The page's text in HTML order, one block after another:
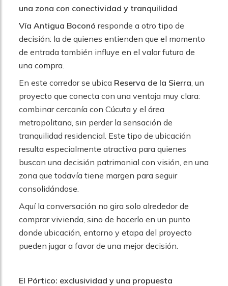
una zona con conectividad y tranquilidad
Vía Antigua Boconó responde a otro tipo de
decisión: la de quienes entienden que el momento
de entrada también influye en el valor futuro de
una compra.
En este corredor se ubica Reserva de la Sierra , un
proyecto que conecta con una ventaja muy clara:
combinar cercanía con Cúcuta y el área
metropolitana, sin perder la sensación de
tranquilidad residencial. Este tipo de ubicación
resulta especialmente atractiva para quienes
buscan una decisión patrimonial con visión, en una
zona que todavía tiene margen para seguir
consolidándose.
Aquí la conversación no gira solo alrededor de
comprar vivienda, sino de hacerlo en un punto
donde ubicación, entorno y etapa del proyecto
pueden jugar a favor de una mejor decisión.
El Pórtico: exclusividad y una propuesta